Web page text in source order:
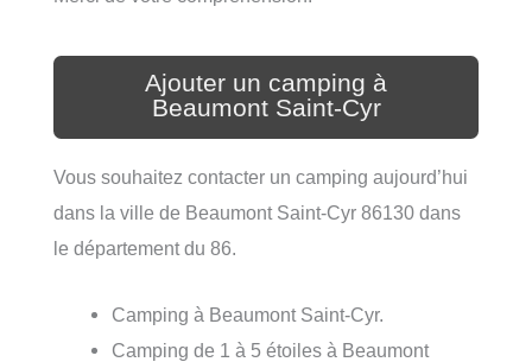
Ajouter un camping à
Beaumont Saint-Cyr
Vous souhaitez contacter un camping aujourd’hui
dans la ville de Beaumont Saint-Cyr 86130 dans
le département du 86.
Camping à Beaumont Saint-Cyr.
Camping de 1 à 5 étoiles à Beaumont